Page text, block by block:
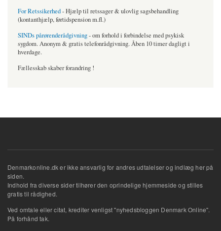
For Retssikerhed- Hjælp til retssager & ulovlig sagsbehandling
(kontanthjælp, førtidspension m.fl.)
SINDs pårørenderådgivning- om forhold i forbindelse med psykisk
sygdom. Anonym & gratis telefonrådgivning. Åben 10 timer dagligt i
hverdage.
Fællesskab skaber forandring !
Denmarkonline.dk er ikke ansvarlig for andres udtalelser og indlæg her på
siden.
Indhold fra diverse sider tilhører den oprindelige hjemmeside og stilles
gratis til rådighed.
Ved omtale eller citat, krediter venligst "nyhedsbloggen Denmark Online".
På forhånd tak.